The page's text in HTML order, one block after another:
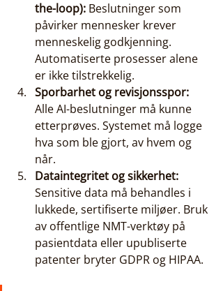
the-loop): Beslutninger som
påvirker mennesker krever
menneskelig godkjenning.
Automatiserte prosesser alene
er ikke tilstrekkelig.
Sporbarhet og revisjonsspor:
Alle AI-beslutninger må kunne
etterprøves. Systemet må logge
hva som ble gjort, av hvem og
når.
Dataintegritet og sikkerhet:
Sensitive data må behandles i
lukkede, sertifiserte miljøer. Bruk
av offentlige NMT-verktøy på
pasientdata eller upubliserte
patenter bryter GDPR og HIPAA.